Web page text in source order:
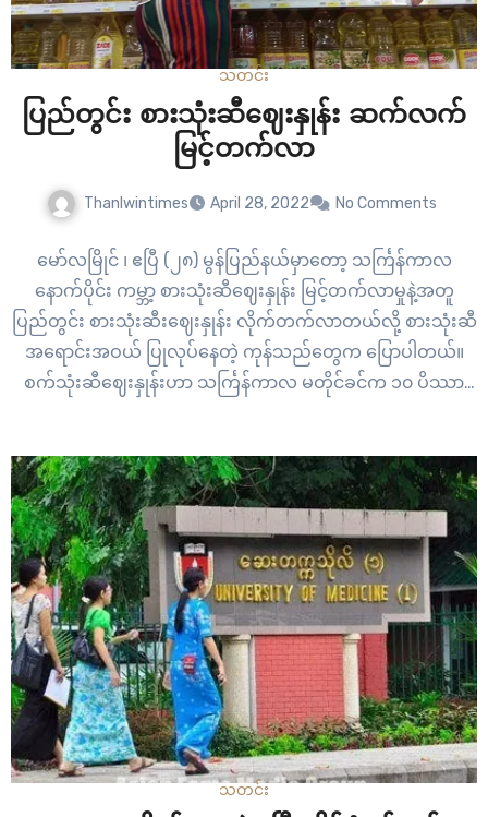
သတင်း
ပြည်တွင်း စားသုံးဆီဈေးနှုန်း ဆက်လက်
မြင့်တက်လာ
Thanlwintimes April 28, 2022 No Comments
မော်လမြိုင် ၊ ဧပြီ (၂၈) မွန်ပြည်နယ်မှာတော့ သင်္ကြန်ကာလ
နောက်ပိုင်း ကမ္ဘာ့ စားသုံးဆီဈေးနှုန်း မြင့်တက်လာမှုနဲ့အတူ
ပြည်တွင်း စားသုံးဆီးဈေးနှုန်း လိုက်တက်လာတယ်လို့ စားသုံးဆီ
အရောင်းအဝယ် ပြုလုပ်နေတဲ့ ကုန်သည်တွေက ပြောပါတယ်။
စက်သုံးဆီဈေးနှုန်းဟာ သင်္ကြန်ကာလ မတိုင်ခင်က ၁၀ ပိဿာ
သတင်း